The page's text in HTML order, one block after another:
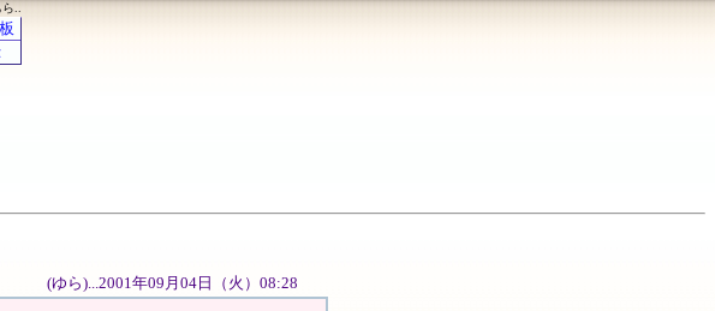
..
(ゆら)...2001年09月04日（火）08:28